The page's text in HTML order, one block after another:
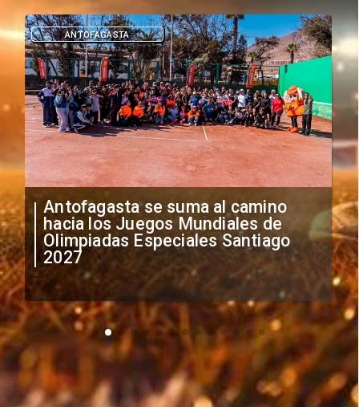
"Falta de profesionalismo": Sifup
anuncia medidas por situación
irregular de futbolistas
extranjeros
DEPORTES